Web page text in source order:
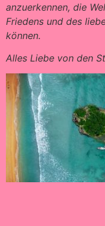
anzuerkennen, die
Friedens und des
können.
Alles Liebe von den